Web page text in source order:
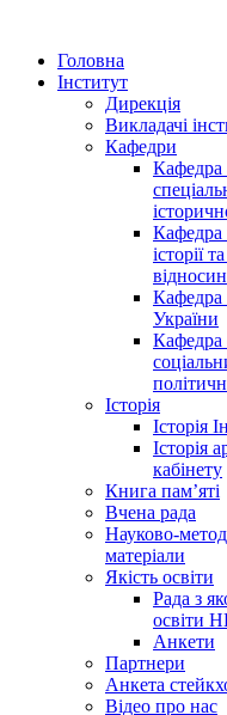
Головна
Інститут
Дирекція
Викладачі
Кафедри
Кафедра
Кафедра
історії
відносин
Кафедра
України
Кафедра
Історія
Історія
Історія
кабінету
Книга памʼяті
Вчена рада
Науково-
матеріали
Якість освіти
Рада з
освіти
Анкети
Партнери
Анкета
Відео про нас